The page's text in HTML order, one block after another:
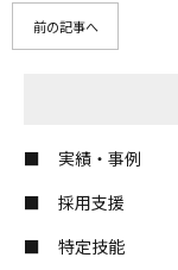
前の記事へ
実績・事例
採用支援
特定技能